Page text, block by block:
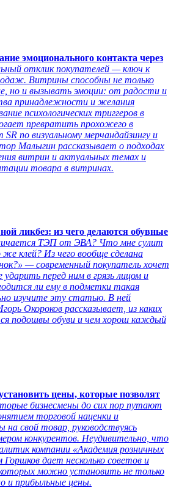
эмоционального контакта через
отклик покупателей — ключ к
Витрины способны не только
но и вызывать эмоции: от радости и
принадлежности и желания
психологических триггеров в
превратить прохожего в
по визуальному мерчандайзингу и
Малыгин рассказывает о подходах
витрин и актуальных темах и
товара в витринах.
ликбез: из чего делаются обувные
ТЭП от ЭВА? Что мне сулит
клей? Из чего вообще сделана
— современный покупатель хочет
перед ним в грязь лицом и
ли ему в подметки такая
изучите эту статью. В ней
Окороков рассказывает, из каких
подошвы обуви и чем хорош каждый
цены, которые позволят
бизнесмены до сих пор путают
торговой наценки и
на свой товар, руководствуясь
конкурентов. Неудивительно, что
компании «Академия розничных
дает несколько советов и
можно установить не только
и прибыльные цены.